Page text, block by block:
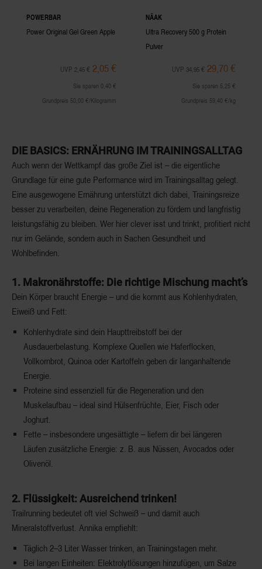
POWERBAR
Power Original Gel Green Apple
UVP 2,45 € 2,05 €
Sie sparen 0,40 €
Grundpreis 50,00 €/Kilogramm
NÄAK
Ultra Recovery 500 g Protein
Pulver
UVP 34,95 € 29,70 €
Sie sparen 5,25 €
Grundpreis 59,40 €/kg
DIE BASICS: ERNÄHRUNG IM TRAININGSALLTAG
Auch wenn der Wettkampf das große Ziel ist – die eigentliche
Grundlage für eine gute Performance wird im Trainingsalltag gelegt.
Eine ausgewogene Ernährung unterstützt dich dabei, Trainingsreize
besser zu verarbeiten, deine Regeneration zu fördern und langfristig
leistungsfähig zu bleiben. Wer hier clever isst und trinkt, profitiert nicht
nur im Gelände, sondern auch in Sachen Gesundheit und
Wohlbefinden.
1. Makronährstoffe: Die richtige Mischung macht’s
Dein Körper braucht Energie – und die kommt aus Kohlenhydraten,
Eiweiß und Fett:
Kohlenhydrate sind dein Haupttreibstoff bei der
Ausdauerbelastung. Komplexe Quellen wie Haferflocken,
Vollkornbrot, Quinoa oder Kartoffeln geben dir langanhaltende
Energie.
Proteine sind essenziell für die Regeneration und den
Muskelaufbau – ideal sind Hülsenfrüchte, Eier, Fisch oder
Joghurt.
Fette – insbesondere ungesättigte – liefern dir bei längeren
Läufen zusätzliche Energie: z. B. aus Nüssen, Avocados oder
Olivenöl.
2. Flüssigkeit: Ausreichend trinken!
Trailrunning bedeutet oft viel Schweiß – und damit auch
Mineralstoffverlust. Annika empfiehlt:
Täglich 2–3 Liter Wasser trinken, an Trainingstagen mehr.
Bei langen Einheiten: Elektrolytlösungen hinzufügen , um Salze